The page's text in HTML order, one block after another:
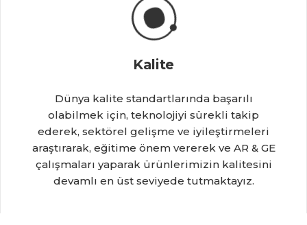
Kalite
Dünya kalite standartlarında başarılı
olabilmek için, teknolojiyi sürekli takip
ederek, sektörel gelişme ve iyileştirmeleri
araştırarak, eğitime önem vererek ve AR & GE
çalışmaları yaparak ürünlerimizin kalitesini
devamlı en üst seviyede tutmaktayız.